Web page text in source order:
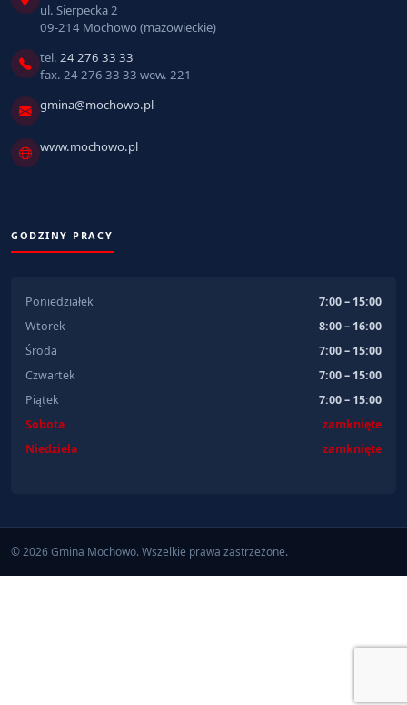
ul. Sierpecka 2
09-214 Mochowo (mazowieckie)
tel. 24 276 33 33
fax. 24 276 33 33 wew. 221
gmina@mochowo.pl
www.mochowo.pl
GODZINY PRACY
Poniedziałek
7:00 – 15:00
Wtorek
8:00 – 16:00
Środa
7:00 – 15:00
Czwartek
7:00 – 15:00
Piątek
7:00 – 15:00
Sobota
zamknięte
Niedziela
zamknięte
© 2026 Gmina Mochowo. Wszelkie prawa zastrzeżone.